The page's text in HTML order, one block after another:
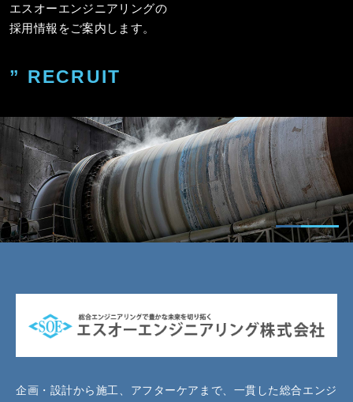
エスオーエンジニアリングの
採用情報をご案内します。
” RECRUIT
企画・設計から施工、アフターケアまで、一貫した総合エンジ